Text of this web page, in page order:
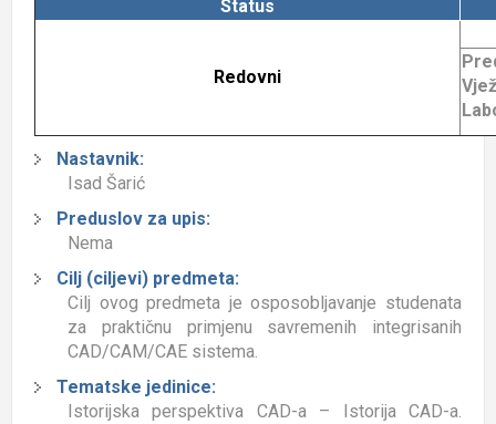
Status
Redovni
Nastavnik:
Isad Šarić
Preduslov za upis:
Nema
Cilj (ciljevi) predmeta:
Cilj ovog predmeta je osposobljavanje studenata
za praktičnu primjenu savremenih integrisanih
CAD/CAM/CAE sistema.
Tematske jedinice:
Istorijska perspektiva CAD-a – Istorija CAD-a.